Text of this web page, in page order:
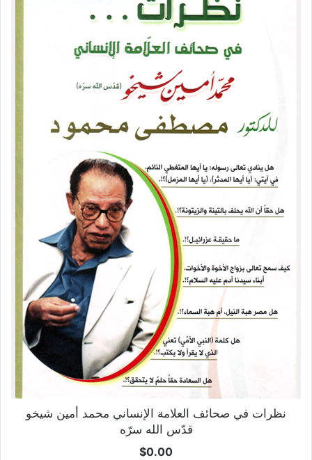
نظرات في صحائف العلامة الإنساني محمد أمين شيخو
قدّس الله سرّه
$0.00